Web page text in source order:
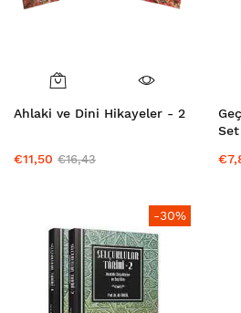
Ahlaki ve Dini Hikayeler - 2
€11,50 €16,43
Set
-30%